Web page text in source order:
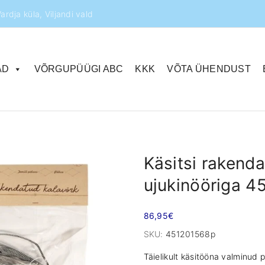
küla, Viljandi vald
VÕRGUPÜÜGI ABC KKK VÕTA ÜHENDUST
Käsitsi
ujukinööriga
86,95€
SKU: 451201568p
Täielikult käsitööna valminud